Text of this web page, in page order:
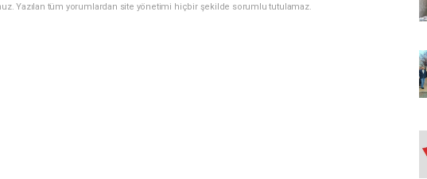
Yazılan tüm yorumlardan site yönetimi hiçbir şekilde sorumlu tutulamaz.